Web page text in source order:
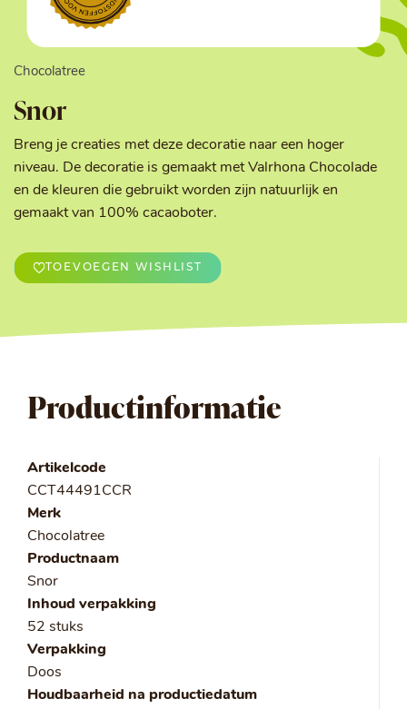
Chocolatree
Snor
Breng je creaties met deze decoratie naar een hoger
niveau. De decoratie is gemaakt met Valrhona Chocolade
en de kleuren die gebruikt worden zijn natuurlijk en
gemaakt van 100% cacaoboter.
TOEVOEGEN WISHLIST
Productinformatie
Artikelcode
CCT44491CCR
Merk
Chocolatree
Productnaam
Snor
Inhoud verpakking
52 stuks
Verpakking
Doos
Houdbaarheid na productiedatum